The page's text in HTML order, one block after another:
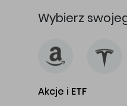
Wybierz
Akcje i ETF